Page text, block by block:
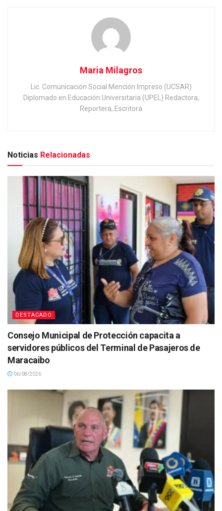
Maria Milagros
Lic. Comunicación Social Mención Impreso (UCSAR)
Diplomado en Educación Universitaria (UPEL) Redactora,
Reportera, Escritora
Noticias Relacionadas
DESTACADO
Consejo Municipal de Protección capacita a
servidores públicos del Terminal de Pasajeros de
Maracaibo
06/08/2026